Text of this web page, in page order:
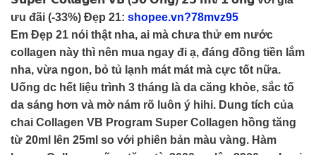
ưu đãi (-33%) Đẹp 21: shopee.vn?78mvz95
️Em Đẹp 21 nói thật nha, ai mà chưa thử em nước
collagen này thì nên mua ngay đi ạ, đáng đồng tiền lắm
nha, vừa ngon, bỏ tủ lạnh mát mát mà cực tốt nữa.
Uống dc hết liệu trình 3 tháng là da căng khỏe, sắc tố
da sáng hơn và mờ nám rõ luôn ý hihi. Dung tích của
chai Collagen VB Program Super Collagen hồng tăng
từ 20ml lên 25ml so với phiên bản màu vàng. Hàm